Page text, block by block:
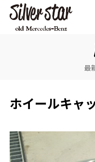
最
ホイールキャ